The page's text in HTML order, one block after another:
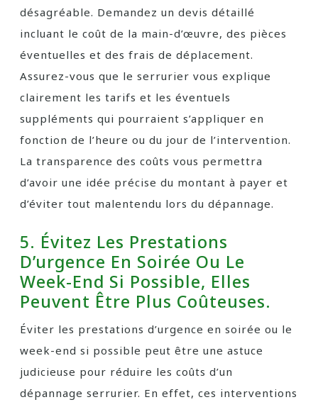
désagréable. Demandez un devis détaillé
incluant le coût de la main-d’œuvre, des pièces
éventuelles et des frais de déplacement.
Assurez-vous que le serrurier vous explique
clairement les tarifs et les éventuels
suppléments qui pourraient s’appliquer en
fonction de l’heure ou du jour de l’intervention.
La transparence des coûts vous permettra
d’avoir une idée précise du montant à payer et
d’éviter tout malentendu lors du dépannage.
5. Évitez Les Prestations
D’urgence En Soirée Ou Le
Week-End Si Possible, Elles
Peuvent Être Plus Coûteuses.
Éviter les prestations d’urgence en soirée ou le
week-end si possible peut être une astuce
judicieuse pour réduire les coûts d’un
dépannage serrurier. En effet, ces interventions